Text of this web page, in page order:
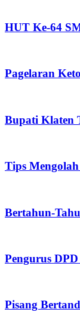
HUT Ke-64
Pagelaran
Bupati Klaten
Tips
Bertahun-
Pengurus
Pisang